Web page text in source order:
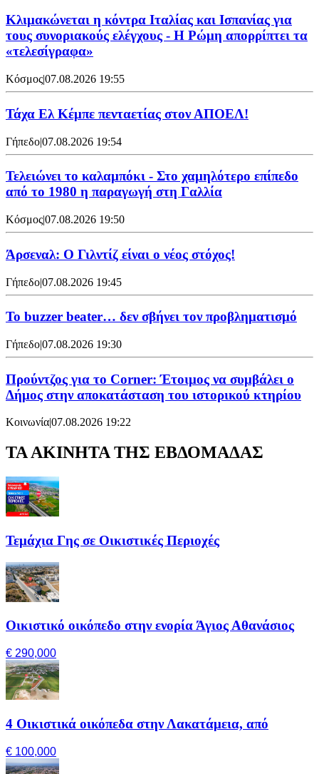
Κλιμακώνεται η κόντρα Ιταλίας και Ισπανίας για
τους συνοριακούς ελέγχους - Η Ρώμη απορρίπτει τα
«τελεσίγραφα»
Κόσμος|07.08.2026 19:55
Τάχα Ελ Κέμπε πενταετίας στον ΑΠΟΕΛ!
Γήπεδο|07.08.2026 19:54
Τελειώνει το καλαμπόκι - Στο χαμηλότερο επίπεδο
από το 1980 η παραγωγή στη Γαλλία
Κόσμος|07.08.2026 19:50
Άρσεναλ: Ο Γιλντίζ είναι ο νέος στόχος!
Γήπεδο|07.08.2026 19:45
Το buzzer beater… δεν σβήνει τoν προβληματισμό
Γήπεδο|07.08.2026 19:30
Προύντζος για το Corner: Έτοιμος να συμβάλει ο
Δήμος στην αποκατάσταση του ιστορικού κτηρίου
Κοινωνία|07.08.2026 19:22
ΤΑ ΑΚΙΝΗΤΑ ΤΗΣ ΕΒΔΟΜΑΔΑΣ
Τεμάχια Γης σε Οικιστικές Περιοχές
Οικιστικό οικόπεδο στην ενορία Άγιος Αθανάσιος
€ 290,000
4 Οικιστικά οικόπεδα στην Λακατάμεια, από
€ 100,000